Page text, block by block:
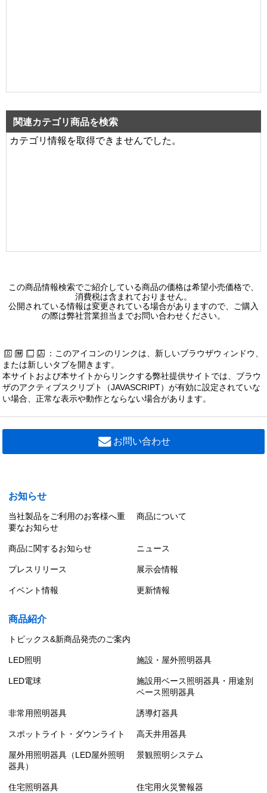
関連カテゴリ商品を検索
カテゴリ情報を取得できませんでした。
この商品情報検索でご紹介している商品の価格は希望小売価格で、
消費税は含まれておりません。
公開されている情報は変更されている場合がありますので、ご購入
の際は弊社営業担当までお問い合わせください。
：このアイコンのリンクは、新しいブラウザウィンドウ、
または新しいタブを開きます。
本サイトおよび本サイトからリンクする弊社提供サイトでは、ブラウ
ザのアクティブスクリプト（JAVASCRIPT）が有効に設定されていな
い場合、正常な表示や動作とならない場合があります。
お問い合わせ
お知らせ
当社製品をご利用のお客様へ重
要なお知らせ
商品について
商品に関するお知らせ ニュース
プレスリリース 展示会情報
イベント情報 更新情報
商品紹介
トピックス&新商品発売のご案内
LED照明 施設・屋外照明器具
LED電球
施設用ベース照明器具・用途別
ベース照明器具
非常用照明器具 誘導灯器具
スポットライト・ダウンライト 高天井用器具
屋外用照明器具（LED屋外照明
器具）
景観照明システム
住宅照明器具 住宅用火災警報器